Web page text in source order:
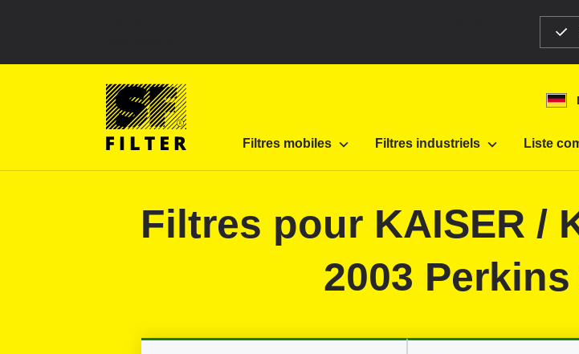
Filtres mobiles Filtres industriels Liste
SF Filter Homepage
Filtres pour KAISER /
2003 Perkins